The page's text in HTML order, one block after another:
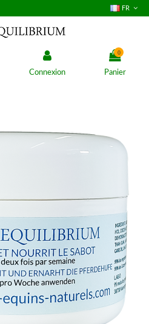
FR
Connexion
0
Panier